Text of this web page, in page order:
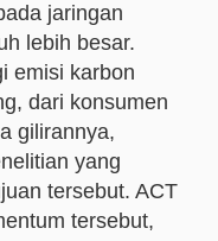
jaringan
lebih besar.
emisi karbon
dari konsumen
gilirannya,
yang
tersebut. ACT
tersebut,